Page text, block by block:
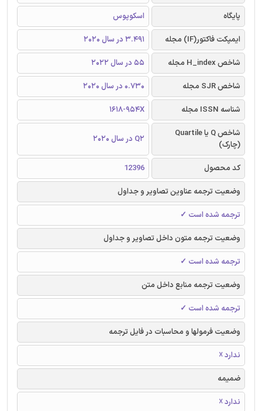
پایگاه
اسکوپوس
ایمپکت فاکتور(IF) مجله
3.491 در سال 2020
شاخص H_index مجله
55 در سال 2022
شاخص SJR مجله
0.730 در سال 2020
شناسه ISSN مجله
1618-954X
شاخص Q یا Quartile
(چارک)
Q2 در سال 2020
کد محصول
12396
وضعیت ترجمه عناوین تصاویر و جداول
ترجمه شده است ✓
وضعیت ترجمه متون داخل تصاویر و جداول
ترجمه شده است ✓
وضعیت ترجمه منابع داخل متن
ترجمه شده است ✓
وضعیت فرمولها و محاسبات در فایل ترجمه
ندارد ☓
ضمیمه
ندارد ☓